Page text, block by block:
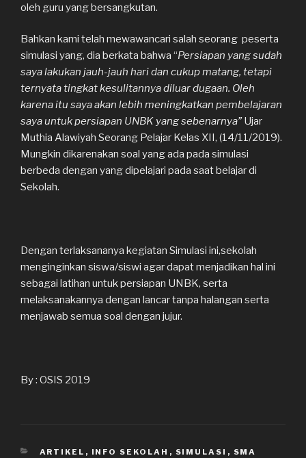
oleh guru yang bersangkutan.
Bahkan kami telah mewawancari salah seorang peserta
simulasi yang, dia berkata bahwa “Persiapan yang sudah
saya lakukan jauh-jauh hari dan cukup matang, tetapi
ternyata tingkat kesulitannya diluar dugaan. Oleh
karena itu saya akan lebih meningkatkan pembelajaran
saya untuk persiapan UNBK yang sebenarnya”Ujar
Muthia Alawiyah Seorang Pelajar Kelas XII, (14/11/2019).
Mungkin dikarenakan soal yang ada pada simulasi
berbeda dengan yang dipelajari pada saat belajar di
Sekolah.
Dengan terlaksananya kegiatan Simulasi ini,sekolah
menginginkan siswa/siswi agar dapat menjadikan hal ini
sebagai latihan untuk persiapan UNBK, serta
melaksanakannya dengan lancar tanpa halangan serta
menjawab semua soal dengan jujur.
By : OSIS 2019
KATEGORI
ARTIKEL , INFO SEKOLAH , SIMULASI , SMA